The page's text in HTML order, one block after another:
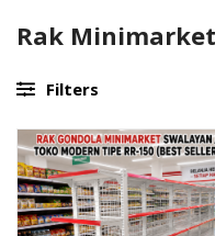
Rak
Filters